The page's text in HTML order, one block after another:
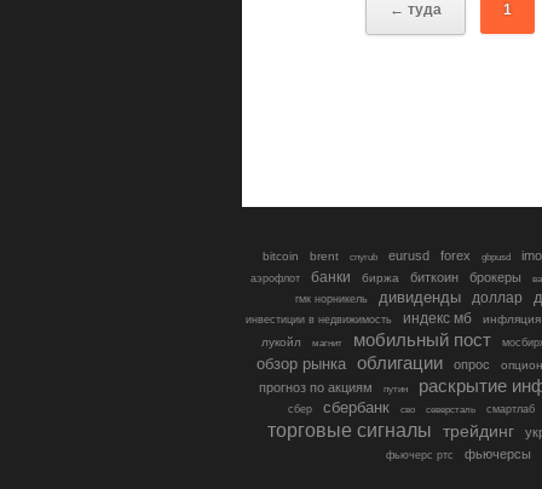
← туда 1
bitcoin brent cnyrub eurusd forex gbpusd
аэрофлот банки биржа биткоин брокеры
гмк норникель
дивиденды доллар
инвестиции в недвижимость индекс мб
инфляция
лукойл
магнит мобильный пост
обзор рынка облигации опрос
прогноз по акциям путин раскрытие
сбер сбербанк сво северсталь смартлаб
торговые сигналы трейдинг
фьючерс ртс фьючерсы